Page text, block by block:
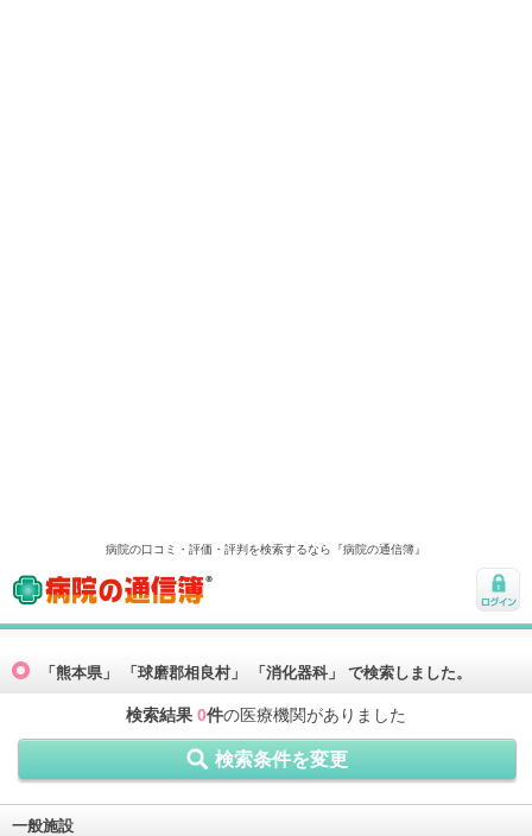
病院の口コミ・評価・評判を検索するなら『病院の通信簿』
病院の通信簿
ログ
「熊本県」 「球磨郡相良村」 「消化器科」 で検索しました。
検索結果 0件の医療機関がありました
検索条件を変更
一般施設